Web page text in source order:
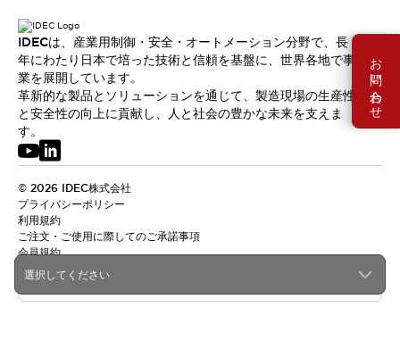
お問い合わせ
選択してください
IDECは、産業用制御・安全・オートメーション分野で、長
年にわたり日本で培った技術と信頼を基盤に、世界各地で事
業を展開しています。
革新的な製品とソリューションを通じて、製造現場の生産性
と安全性の向上に貢献し、人と社会の豊かな未来を支えま
す。
© 2026 IDEC株式会社
プライバシーポリシー
利用規約
ご注文・ご使用に際してのご承諾事項
会員規約
日本